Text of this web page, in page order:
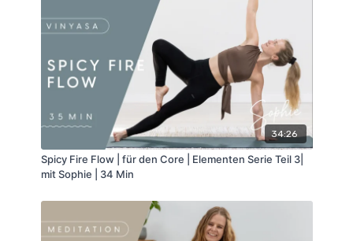
34:26
Spicy Fire Flow | für den Core | Elementen Serie Teil 3|
mit Sophie | 34 Min